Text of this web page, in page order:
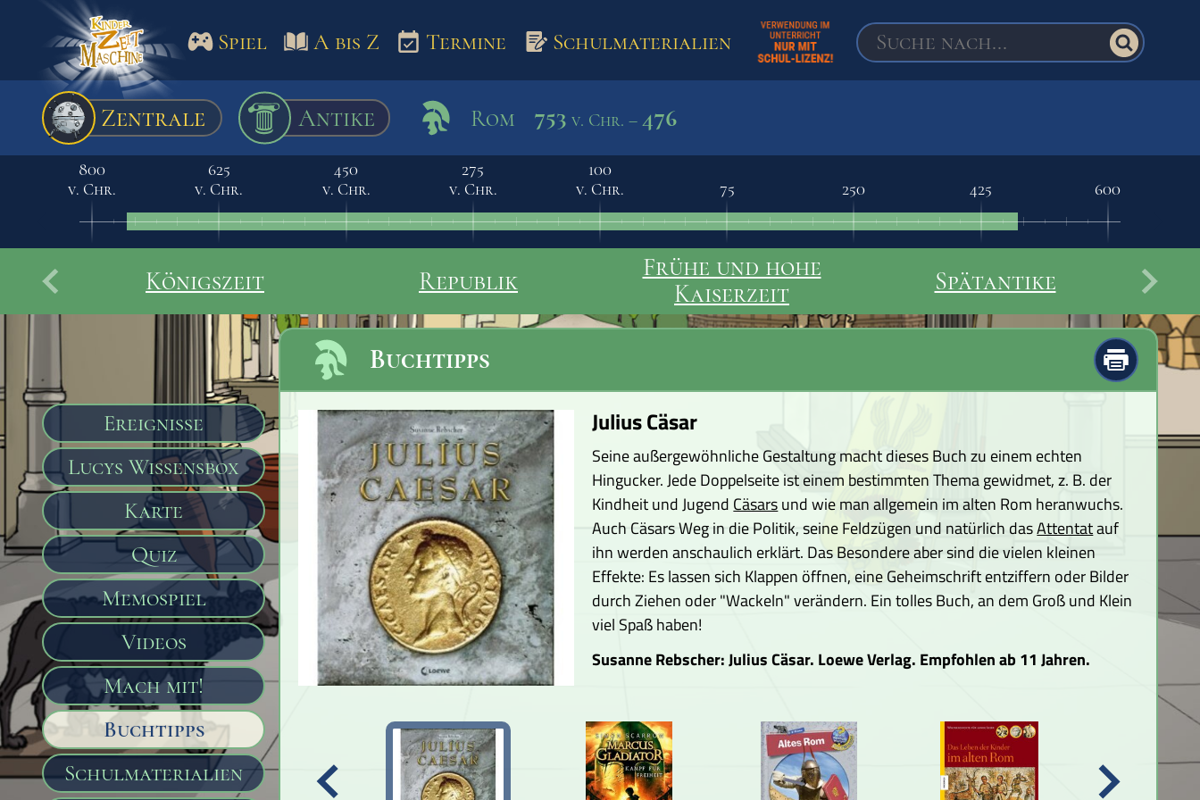
Spiel
Termine
Schulmaterialien
Spiel A bis Z Termine Schulmaterialien
Zentrale Antike Rom 753 v. Chr. – 476
800
v. Chr.
625
v. Chr.
450
v. Chr.
275
v. Chr.
100
v. Chr.
75 250 425 600
Königszeit Republik
Frühe und hohe
Kaiserzeit
Spätantike
Ereignisse
Lucys Wissensbox
Karte
Quiz
Memospiel
Videos
Mach mit!
Buchtipps
Schulmaterialien
Buchtipps
Julius Cäsar
Seine außergewöhnliche Gestaltung macht dieses Buch zu einem echten
Hingucker. Jede Doppelseite ist einem bestimmten Thema gewidmet, z. B. der
Kindheit und Jugend Cäsarsund wie man allgemein im alten Rom heranwuchs.
Auch Cäsars Weg in die Politik, seine Feldzügen und natürlich dasAttentatauf
ihn werden anschaulich erklärt. Das Besondere aber sind die vielen kleinen
Effekte: Es lassen sich Klappen öffnen, eine Geheimschrift entziffern oder Bilder
durch Ziehen oder "Wackeln" verändern. Ein tolles Buch, an dem Groß und Klein
viel Spaß haben!
Susanne Rebscher: Julius Cäsar. Loewe Verlag. Empfohlen ab 11 Jahren.